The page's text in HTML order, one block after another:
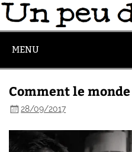
MENU
Comment le
28/09/2017